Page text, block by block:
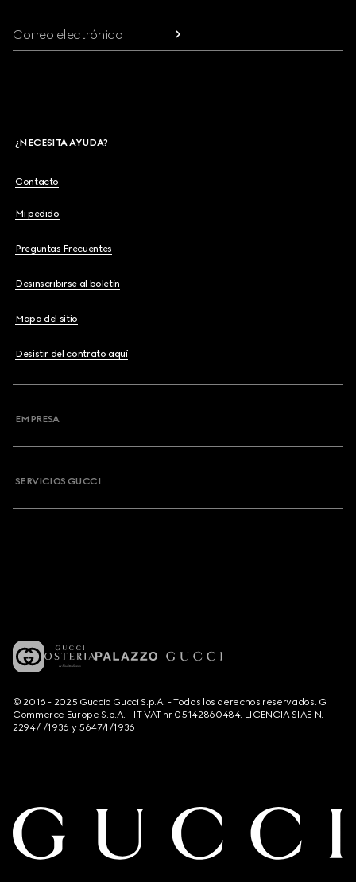
Correo electrónico
¿NECESITA AYUDA?
Contacto
Mi pedido
Preguntas Frecuentes
Desinscribirse al boletín
Mapa del sitio
Desistir del contrato aquí
EMPRESA
SERVICIOS GUCCI
© 2016 - 2025 Guccio Gucci S.p.A. - Todos los derechos reservados. G
Commerce Europe S.p.A. - IT VAT nr 05142860484. LICENCIA SIAE N.
2294/I/1936 y 5647/I/1936